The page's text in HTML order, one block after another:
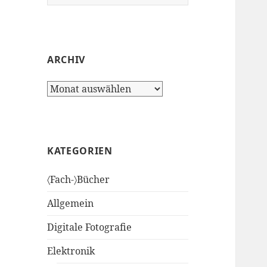
ARCHIV
Archiv
KATEGORIEN
〈Fach-〉Bücher
Allgemein
Digitale Fotografie
Elektronik